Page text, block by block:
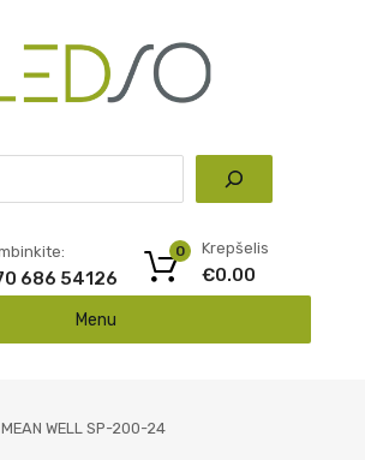
686 54126
Krepšelis
€0.00
0
Menu
MEAN WELL SP-200-24